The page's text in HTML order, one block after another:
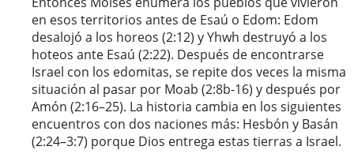
en esos territorios antes de Esaú o Edom: Edom
desalojó a los horeos (2:12) y Yhwh destruyó a los
hoteos ante Esaú (2:22). Después de encontrarse
Israel con los edomitas, se repite dos veces la misma
situación al pasar por Moab (2:8b-16) y después por
Amón (2:16–25). La historia cambia en los siguientes
encuentros con dos naciones más: Hesbón y Basán
(2:24–3:7) porque Dios entrega estas tierras a Israel.